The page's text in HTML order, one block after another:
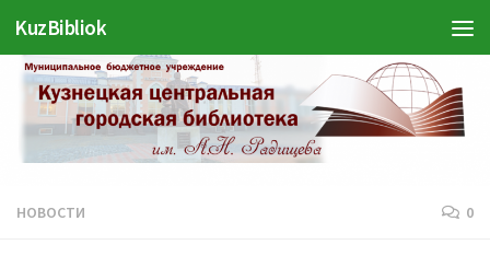
Перейти к содержимому
KuzBibliok
НОВОСТИ 0